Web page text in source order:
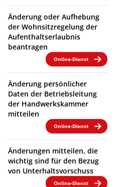
Änderung oder Aufhebung
der Wohnsitzregelung der
Aufenthaltserlaubnis
beantragen
Online-Dienst
Änderung persönlicher
Daten der Betriebsleitung
der Handwerkskammer
mitteilen
Online-Dienst
Änderungen mitteilen, die
wichtig sind für den Bezug
von Unterhaltsvorschuss
Online-Dienst